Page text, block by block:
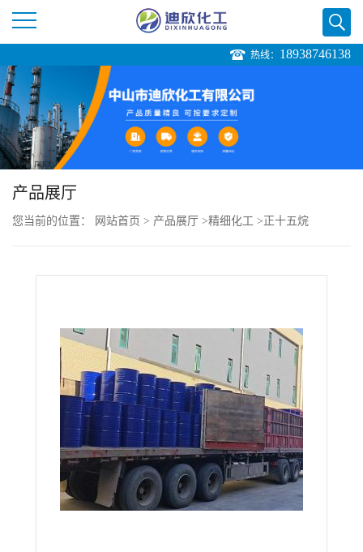
司
首
页
公
热线： 18938746138
产品展厅
您当前的位置： 网站首页 > 产品展厅 >精细化工 > 正十五烷